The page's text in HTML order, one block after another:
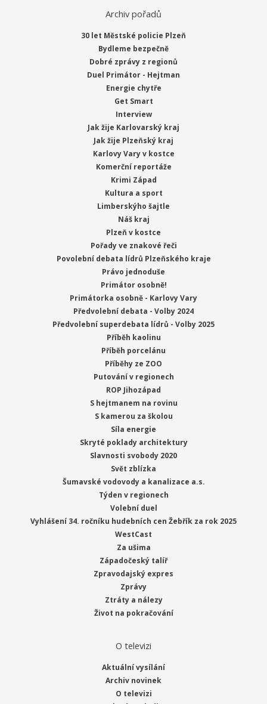
Archiv pořadů
30 let Městské policie Plzeň
Bydleme bezpečně
Dobré zprávy z regionů
Duel Primátor - Hejtman
Energie chytře
Get Smart
Interview
Jak žije Karlovarský kraj
Jak žije Plzeňský kraj
Karlovy Vary v kostce
Komerční reportáže
Krimi Západ
Kultura a sport
Limberskýho šajtle
Náš kraj
Plzeň v kostce
Pořady ve znakové řeči
Povolební debata lídrů Plzeňského kraje
Právo jednoduše
Primátor osobně!
Primátorka osobně - Karlovy Vary
Předvolební debata - Volby 2024
Předvolební superdebata lídrů - Volby 2025
Příběh kaolinu
Příběh porcelánu
Příběhy ze ZOO
Putování v regionech
ROP Jihozápad
S hejtmanem na rovinu
S kamerou za školou
Síla energie
Skryté poklady architektury
Slavnosti svobody 2020
Svět zblízka
Šumavské vodovody a kanalizace a.s.
Týden v regionech
Volební duel
Vyhlášení 34. ročníku hudebních cen Žebřík za rok 2025
WestCast
Za ušima
Západočeský talíř
Zpravodajský expres
Zprávy
Ztráty a nálezy
Život na pokračování
O televizi
Aktuální vysílání
Archiv novinek
O televizi